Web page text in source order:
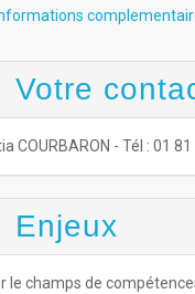
Votre
COURBARON - Tél : 01
Enjeux
le champs de